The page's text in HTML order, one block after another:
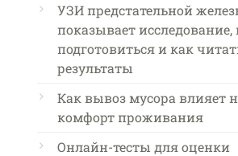
УЗИ предстательной
показывает исследование,
подготовиться и как
результаты
Как вывоз мусора влияет
комфорт проживания
Онлайн-тесты для оценки